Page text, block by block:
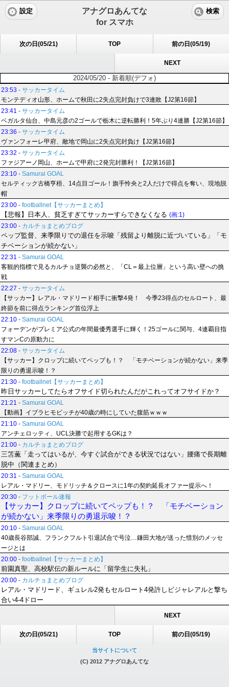
アナグロあんてな
for スマホ
設定 検索
次の日(05/21) TOP 前の日(05/19)
NEXT
2024/05/20 - 新着順(デフォ)
23:53 - サッカータイム
モンテディオ山形、ホームで秋田に2失点完封負けで3連敗【J2第16節】
23:41 - サッカータイム
ベガルタ仙台、中島元彦の2ゴールで栃木に逆転勝利！5年ぶり4連勝【J2第16節】
23:36 - サッカータイム
ヴァンフォーレ甲府、敵地で岡山に2失点完封負け【J2第16節】
23:32 - サッカータイム
ファジアーノ岡山、ホームで甲府に2発完封勝利！【J2第16節】
23:10 - Samurai GOAL
セルティック古橋亨梧、14点目ゴール！旗手怜央と2人だけで得点を奪い、現地脱
帽
23:00 - footballnet【サッカーまとめ】
【悲報】日本人、貧乏すぎてサッカーすらできなくなる (画:1)
23:00 - カルチョまとめブログ
ペップ監督、来季限りでの退任を示唆「残留より離脱に近づいている」「モ
チベーションが続かない」
22:31 - Samurai GOAL
客観的指標で見るカルチョ逆襲の必然と、「CL＝最上位層」という高い壁への挑
戦
22:27 - サッカータイム
【サッカー】レアル・マドリード相手に衝撃4発！ 今季23得点のセルロート、最
終節を前に得点ランキング首位浮上
22:10 - Samurai GOAL
フォーデンがプレミア公式の年間最優秀選手に輝く！25ゴールに関与、4連覇目指
すマンCの原動力に
22:08 - サッカータイム
【サッカー】クロップに続いてペップも！？ 「モチベーションが続かない」来季
限りの勇退示唆！？
21:30 - footballnet【サッカーまとめ】
昨日サッカーしてたらオフサイド切られたんだがこれってオフサイドか？
21:21 - Samurai GOAL
【動画】イブラヒモビッチが40歳の時にしていた腹筋ｗｗｗ
21:10 - Samurai GOAL
アンチェロッティ、UCL決勝で起用するGKは？
21:00 - カルチョまとめブログ
三笘薫「走ってはいるが、今すぐ試合ができる状況ではない」腰痛で長期離
脱中（関連まとめ）
20:31 - Samurai GOAL
レアル・マドリー、モドリッチ＆クロースに1年の契約延長オファー提示へ！
20:30 - フットボール速報
【サッカー】クロップに続いてペップも！？ 「モチベーション
が続かない」来季限りの勇退示唆！？
20:10 - Samurai GOAL
40歳長谷部誠、フランクフルト引退試合で号泣…鎌田大地が送った惜別のメッセ
ージとは
20:00 - footballnet【サッカーまとめ】
前園真聖、高校駅伝の新ルールに「留学生に失礼」
20:00 - カルチョまとめブログ
レアル・マドリード、ギュレル2発もセルロート4発許しビジャレアルと撃ち
合い4-4ドロー
NEXT
次の日(05/21) TOP 前の日(05/19)
当サイトについて
(C) 2012 アナグロあんてな